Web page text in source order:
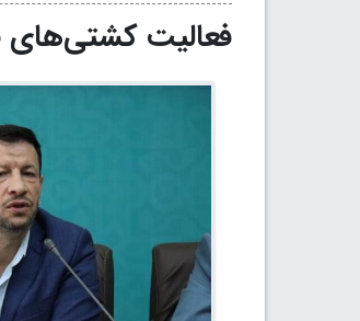
هشدار سطح نارنجی در استان
فعالیت کشتی‌های